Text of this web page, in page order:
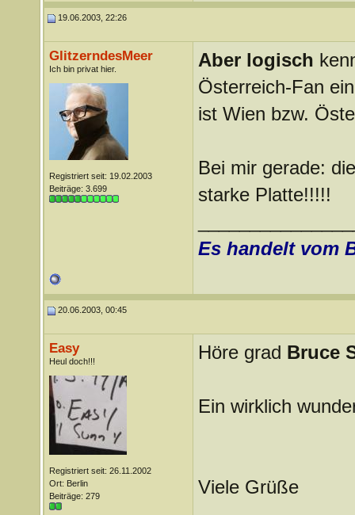
19.06.2003, 22:26
GlitzerndesMeer
Ich bin privat hier.
Registriert seit: 19.02.2003
Beiträge: 3.699
Aber logisch
Österreich-Fan
ist Wien bzw.
Bei mir gerade:
starke Platte!!!!!
Es handelt vom
20.06.2003, 00:45
Easy
Heul doch!!!
Registriert seit: 26.11.2002
Ort: Berlin
Beiträge: 279
Höre grad Bruce
Ein wirklich
Viele Grüße